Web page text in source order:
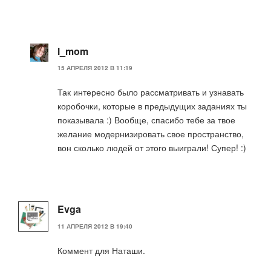
l_mom
15 АПРЕЛЯ 2012 В 11:19
Так интересно было рассматривать и узнавать
коробочки, которые в предыдущих заданиях ты
показывала :) Вообще, спасибо тебе за твое
желание модернизировать свое пространство,
вон сколько людей от этого выиграли! Супер! :)
Evga
11 АПРЕЛЯ 2012 В 19:40
Коммент для Наташи.